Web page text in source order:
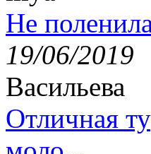
Не
19/06/2019
Васильева
Отличная